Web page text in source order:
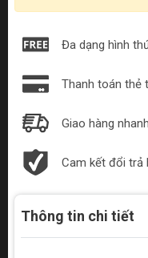
Đa dạng hình
Thanh toán thẻ
Giao hàng
Cam kết đổi trả
Thông tin chi tiết